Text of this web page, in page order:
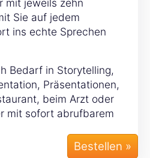
Sie auf jedem
ins echte Sprechen
Bedarf in Storytelling,
Präsentationen,
beim Arzt oder
mit sofort abrufbarem